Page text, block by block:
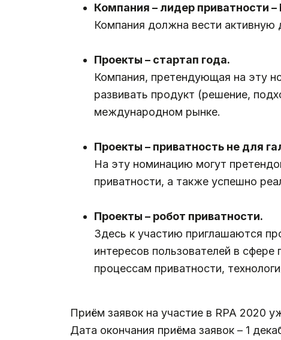
Компания – лидер приватности
Компания должна вести активную
Проекты – стартап года.
Компания, претендующая на эту
развивать продукт (решение,
международном рынке.
Проекты – приватность не для
На эту номинацию могут
приватности, а также успешно
Проекты – робот приватности.
Здесь к участию приглашаются
интересов пользователей в
процессам приватности,
Приём заявок на участие в RPA 2020
Дата окончания приёма заявок – 1